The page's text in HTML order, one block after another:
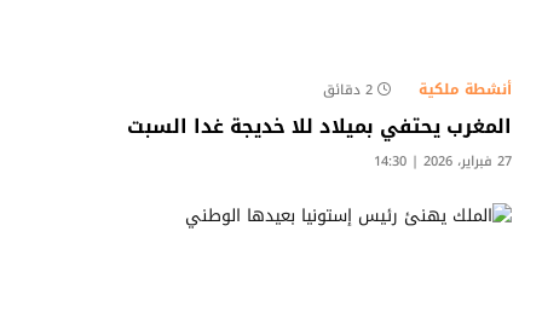
أنشطة ملكية 2 دقائق
المغرب يحتفي بميلاد للا خديجة غدا السبت
27 فبراير، 2026 | 14:30